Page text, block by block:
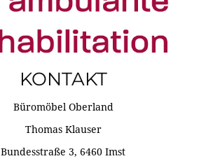
KONTAKT
Büromöbel Oberland
Thomas Klauser
Bundesstraße 3, 6460 Imst